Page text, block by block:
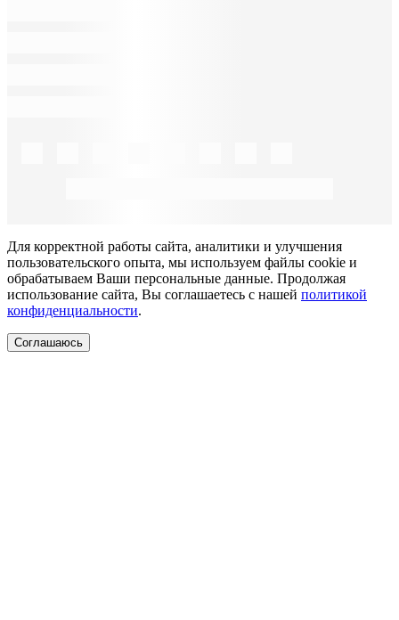
Для корректной работы сайта, аналитики и улучшения
пользовательского опыта, мы используем файлы cookie и
обрабатываем Ваши персональные данные. Продолжая
использование сайта, Вы соглашаетесь с нашей политикой
конфиденциальности.
Соглашаюсь